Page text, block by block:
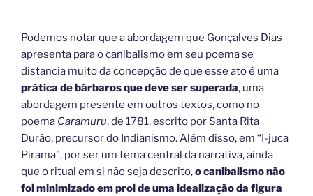
Podemos notar que a abordagem que Gonçalves Dias
apresenta para o canibalismo em seu poema se
distancia muito da concepção de que esse ato é uma
prática de bárbaros que deve ser superada, uma
abordagem presente em outros textos, como no
poema Caramuru, de 1781, escrito por Santa Rita
Durão, precursor do Indianismo. Além disso, em “I-juca
Pirama”, por ser um tema central da narrativa, ainda
que o ritual em si não seja descrito,o canibalismo não
foi minimizado em prol de uma idealização da figura